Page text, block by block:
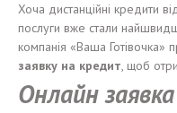
Хоча дистанційні кредити
послуги вже стали
компанія «Ваша Готівочка»
заявку на кредит, щоб
Онлайн